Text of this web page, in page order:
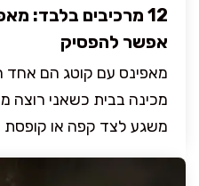
12 מרכיבים בלבד:
אפשר להפסיק
מאפינס עם קוטג הם אחד
מכינה בבית כשאני רוצה
משגע לצד קפה או קופסת